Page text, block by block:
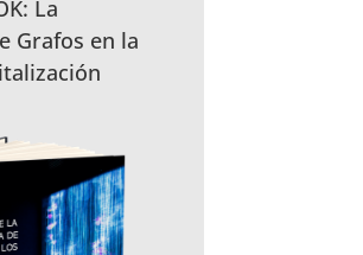
La
Grafos en la